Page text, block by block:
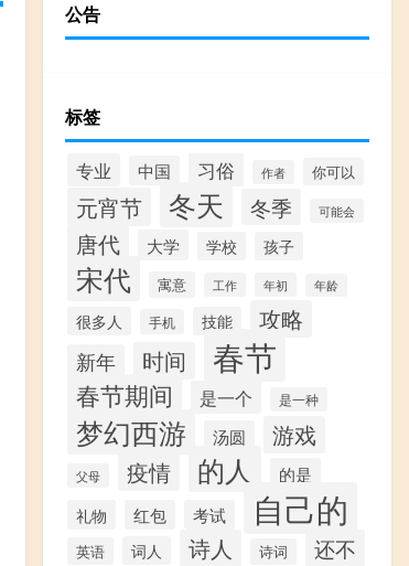
公告
标签
专业 中国 习俗 作者 你可以
元宵节 冬天 冬季 可能会
唐代 大学 学校 孩子
宋代 寓意 工作 年初 年龄
很多人 手机 技能 攻略
新年 时间 春节
春节期间 是一个 是一种
梦幻西游 汤圆 游戏
父母 疫情 的人 的是
礼物 红包 考试 自己的
英语 词人 诗人 诗词 还不